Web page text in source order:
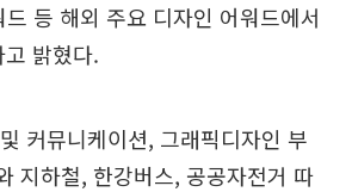
등 해외 주요 디자인 어워드에서
밝혔다.
커뮤니케이션, 그래픽디자인 부
지하철, 한강버스, 공공자전거 따